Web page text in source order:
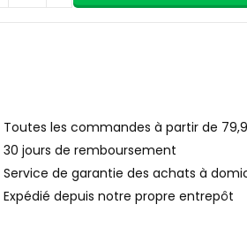
Toutes les commandes à partir de
30 jours de remboursement
Service de garantie des achats à
Expédié depuis notre propre entrepôt